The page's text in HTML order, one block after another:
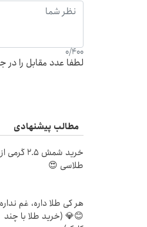
0/400
لطفا عدد مقابل را در
مطالب پیشنهادی
خرید شمش 2.5 گرمی از
طلاسی 😍
هر کی طلا داره، غم
😊💎 (خرید طلا با چند